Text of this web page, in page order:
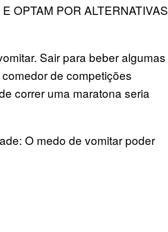
OPTAM POR ALTERNATIVAS
Sair para beber algumas
de competições
correr uma maratona seria
O medo de vomitar poder